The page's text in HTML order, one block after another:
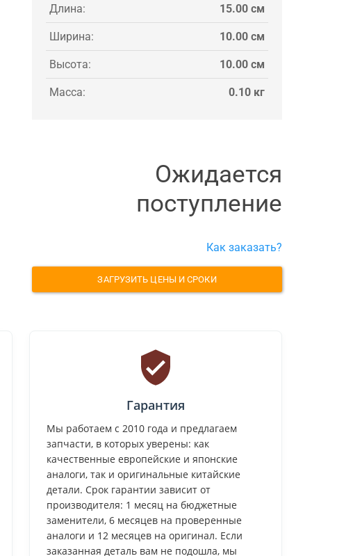
Длина: 15.00 см
Ширина: 10.00 см
Высота: 10.00 см
Масса: 0.10 кг
Ожидается
поступление
Как заказать?
ЗАГРУЗИТЬ ЦЕНЫ И СРОКИ
Гарантия
Мы работаем с 2010 года и предлагаем
запчасти, в которых уверены: как
качественные европейские и японские
аналоги, так и оригинальные китайские
детали. Срок гарантии зависит от
производителя: 1 месяц на бюджетные
заменители, 6 месяцев на проверенные
аналоги и 12 месяцев на оригинал. Если
заказанная деталь вам не подошла, мы